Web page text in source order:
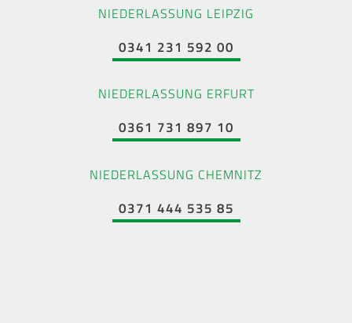
NIEDERLASSUNG LEIPZIG
0341 231 592 00
NIEDERLASSUNG ERFURT
0361 731 897 10
NIEDERLASSUNG CHEMNITZ
0371 444 535 85